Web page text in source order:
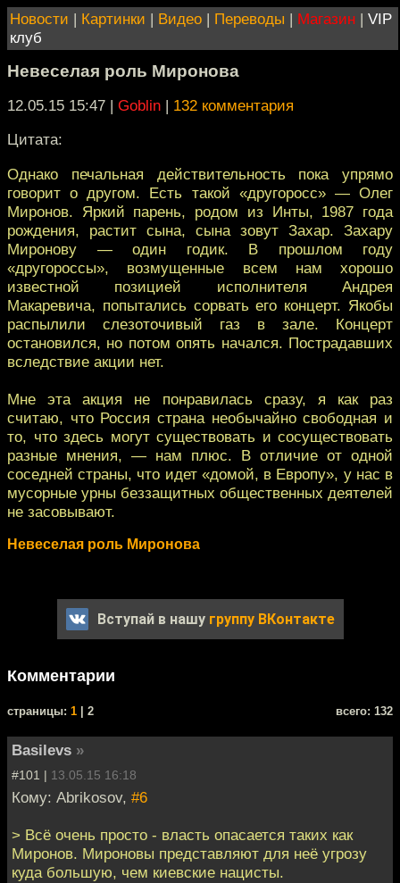
Новости | Картинки | Видео | Переводы | Магазин | VIP
клуб
Невеселая роль Миронова
12.05.15 15:47 | Goblin | 132 комментария
Цитата:
Однако печальная действительность пока упрямо
говорит о другом. Есть такой «другоросс» — Олег
Миронов. Яркий парень, родом из Инты, 1987 года
рождения, растит сына, сына зовут Захар. Захару
Миронову — один годик. В прошлом году
«другороссы», возмущенные всем нам хорошо
известной позицией исполнителя Андрея
Макаревича, попытались сорвать его концерт. Якобы
распылили слезоточивый газ в зале. Концерт
остановился, но потом опять начался. Пострадавших
вследствие акции нет.
Мне эта акция не понравилась сразу, я как раз
считаю, что Россия страна необычайно свободная и
то, что здесь могут существовать и сосуществовать
разные мнения, — нам плюс. В отличие от одной
соседней страны, что идет «домой, в Европу», у нас в
мусорные урны беззащитных общественных деятелей
не засовывают.
Невеселая роль Миронова
Вступай в нашу группу ВКонтакте
Комментарии
cтраницы: 1 | 2 всего: 132
Basilevs »
#101 | 13.05.15 16:18
Кому: Abrikosov, #6
> Всё очень просто - власть опасается таких как
Миронов. Мироновы представляют для неё угрозу
куда большую, чем киевские нацисты.